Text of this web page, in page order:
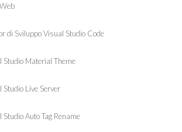
di Sviluppo Visual Studio Code
Studio Material Theme
Live Server
Auto Tag Rename